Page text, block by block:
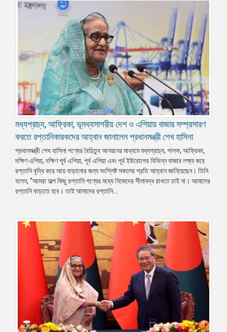
মধ্যপ্রাচ্য, আফ্রিকা, ভূমধ্যসাগরীয় দেশ ও এশিয়ায় বাজার সম্প্রসারণ
করতে রপ্তানিকারকদের আহ্বান জানালেন প্রধানমন্ত্রী শেখ হাসিনা
প্রধানমন্ত্রী শেখ হাসিনা পণ্যের বৈচিত্র্য আনয়নের মাধ্যমে মধ্যপ্রাচ্য, গালফ, আফ্রিকা,
দক্ষিণ এশিয়া, দক্ষিণ পূর্ব এশিয়া, পূর্ব এশিয়া এবং পূর্ব ইউরোপের বিভিন্ন বাজার লক্ষ্য করে
রপ্তানি বৃদ্ধি করে আয় বাড়ানোর জন্য সংশ্লিষ্ট সকলের প্রতি আহ্বান জানিয়েছেন। তিনি
বলেন, “আমরা অল্প কিছু রপ্তানি পণ্যের মধ্যে নিজেদের সীমাবদ্ধ রাখতে চাই না। আমাদের
রপ্তানি বাড়াতে হবে। তাই আমাদের রপ্তানি...